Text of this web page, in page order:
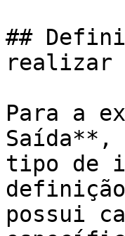
##
realizar
Para a
Saída**,
tipo de
possui